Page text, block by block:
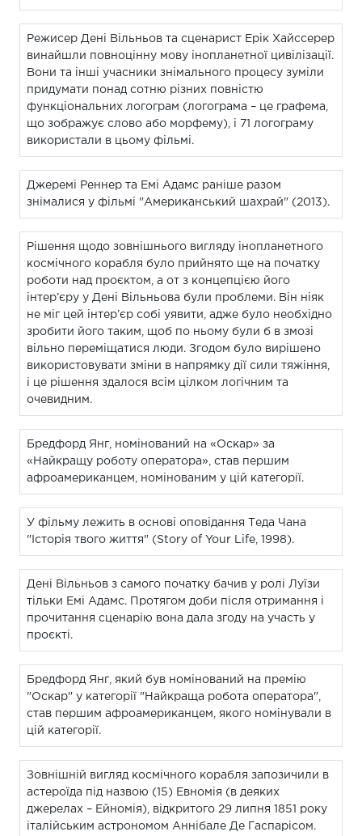
Режисер Дені Вільньов та сценарист Ерік Хайссерер
винайшли повноцінну мову інопланетної цивілізації.
Вони та інші учасники знімального процесу зуміли
придумати понад сотню різних повністю
функціональних логограм (логограма – це графема,
що зображує слово або морфему), і 71 логограму
використали в цьому фільмі.
Джеремі Реннер та Емі Адамс раніше разом
знімалися у фільмі "Американський шахрай" (2013).
Рішення щодо зовнішнього вигляду інопланетного
космічного корабля було прийнято ще на початку
роботи над проєктом, а от з концепцією його
інтер’єру у Дені Вільньова були проблеми. Він ніяк
не міг цей інтер’єр собі уявити, адже було необхідно
зробити його таким, щоб по ньому були б в змозі
вільно переміщатися люди. Згодом було вирішено
використовувати зміни в напрямку дії сили тяжіння,
і це рішення здалося всім цілком логічним та
очевидним.
Бредфорд Янг, номінований на «Оскар» за
«Найкращу роботу оператора», став першим
афроамериканцем, номінованим у цій категорії.
У фільму лежить в основі оповідання Теда Чана
"Історія твого життя" (Story of Your Life, 1998).
Дені Вільньов з самого початку бачив у ролі Луїзи
тільки Емі Адамс. Протягом доби після отримання і
прочитання сценарію вона дала згоду на участь у
проєкті.
Бредфорд Янг, який був номінований на премію
"Оскар" у категорії "Найкраща робота оператора",
став першим афроамериканцем, якого номінували в
цій категорії.
Зовнішній вигляд космічного корабля запозичили в
астероїда під назвою (15) Евномія (в деяких
джерелах – Ейномія), відкритого 29 липня 1851 року
італійським астрономом Аннібале Де Гаспарісом.